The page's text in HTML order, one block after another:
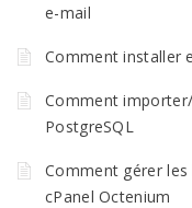
e-mail
Comment installer
Comment
PostgreSQL
Comment gérer les
cPanel Octenium